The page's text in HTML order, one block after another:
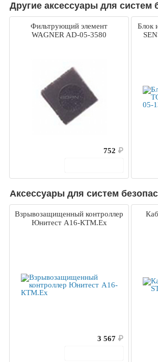
Другие аксессуары для систем
Фильтрующий элемент
WAGNER AD-05-3580
752 ₽
Блок
Аксессуары для систем
Взрывозащищенный контроллер
Юнитест А16-КТМ.Ex
3 567 ₽